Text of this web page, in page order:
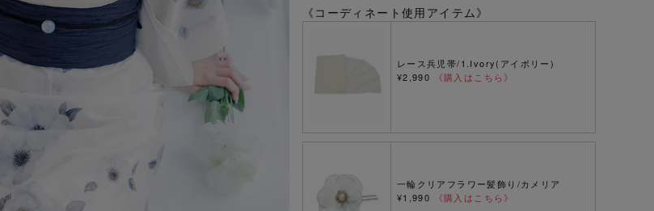
《コーディネート使用アイテム》
レース兵児帯/1.Ivory(アイボリー)
¥2,990
《購入はこちら》
一輪クリアフラワー髪飾り/カメリア
¥1,990
《購入はこちら》